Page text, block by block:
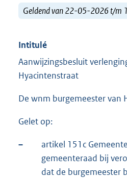
Geldend van 22-05-2026 t/
Intitulé
Aanwijzingsbesluit
Hyacintenstraat
De wnm burgemeester van
Gelet op:
–
artikel 151c
gemeenteraad bij
dat de burgemeester